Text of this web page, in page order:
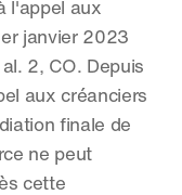
l'appel aux
janvier 2023
2, CO. Depuis
aux créanciers
finale de
ne peut
cette